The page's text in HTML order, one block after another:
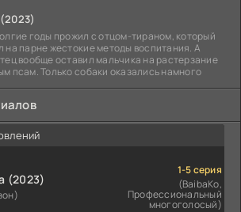
годы прожил с отцом-тираном, который
на парне жестокие методы воспитания. А
вообще оставил мальчика на растерзание
псам. Только собаки оказались намного
(2023)
1-5 серия
(BaibaKo,
Профессиональный
многоголосый)